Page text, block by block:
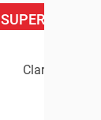
SUPER OFERTA
Claro TV+